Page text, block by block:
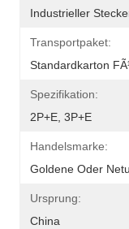
Industrieller
Transportpaket:
Standardkarton
Spezifikation:
2P+E, 3P+E
Handelsmarke:
Goldene Oder
Ursprung:
China